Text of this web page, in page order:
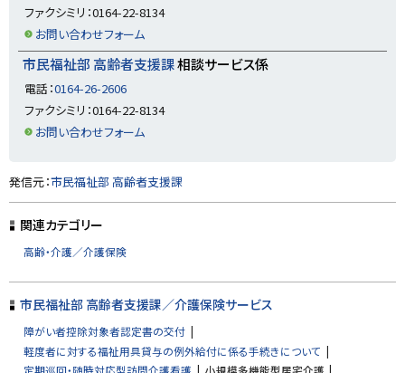
ファクシミリ：0164-22-8134
お問い合わせフォーム
市民福祉部 高齢者支援課相談サービス係
電話：0164-26-2606
ファクシミリ：0164-22-8134
お問い合わせフォーム
ト
ッ
プ
る
発信元：市民福祉部 高齢者支援課
関連カテゴリー
高齢・介護／介護保険
市民福祉部 高齢者支援課／介護保険サービス
障がい者控除対象者認定書の交付
軽度者に対する福祉用具貸与の例外給付に係る手続きについて